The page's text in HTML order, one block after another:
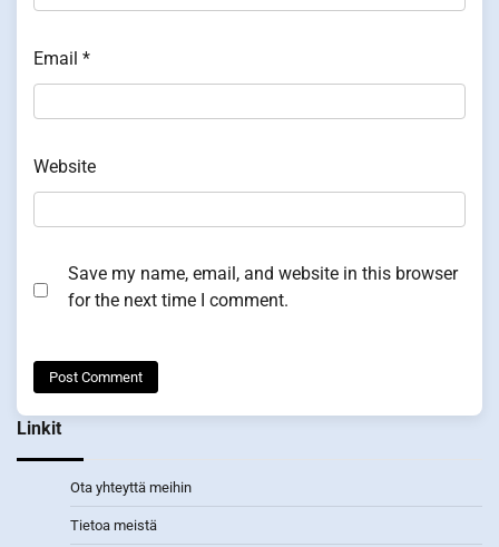
Email *
Website
Save my name, email, and website in this browser
for the next time I comment.
Linkit
Ota yhteyttä meihin
Tietoa meistä